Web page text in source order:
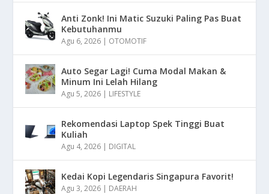
Anti Zonk! Ini Matic Suzuki Paling Pas Buat
Kebutuhanmu
Agu 6, 2026 | OTOMOTIF
Auto Segar Lagi! Cuma Modal Makan &
Minum Ini Lelah Hilang
Agu 5, 2026 | LIFESTYLE
Rekomendasi Laptop Spek Tinggi Buat
Kuliah
Agu 4, 2026 | DIGITAL
Kedai Kopi Legendaris Singapura Favorit!
Agu 3, 2026 | DAERAH